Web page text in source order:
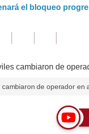
el bloqueo
de operador en